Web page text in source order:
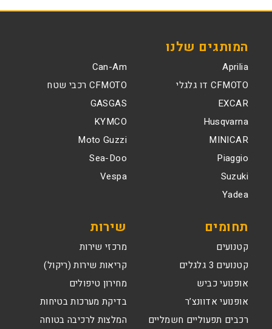
המותגים שלנו
Aprilia
Can-Am
CFMOTO דו גלגלי
CFMOTO רכבי שטח
EXCAR
GASGAS
Husqvarna
KYMCO
MINICAR
Moto Guzzi
Piaggio
Sea-Doo
Suzuki
Vespa
Yadea
תחומים
קטנועים
קטנועים 3 גלגלים
אופנועי כביש
אופנועי אדוונצ’ר
רכבים תפעוליים חשמליים
שירות
מרכזי שירות
קריאות שירות (ריקול)
מחירון טיפולים
בדיקת מערכות בטיחות
המלצות לרכיבה בטוחה